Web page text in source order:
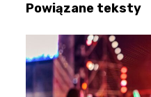
Powiązane teksty